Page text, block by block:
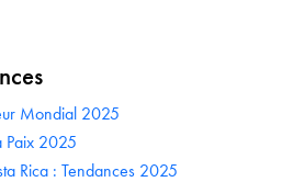
Mondial 2025
Paix 2025
Rica : Tendances 2025